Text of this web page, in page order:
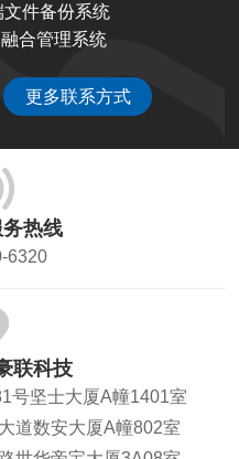
件备份系统
合管理系统
更多联系方式
热线
6320
联科技
号坚士大厦A幢1401室
道数安大厦A幢802室